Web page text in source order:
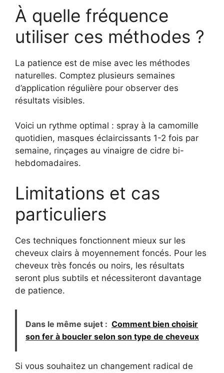
À quelle fréquence
utiliser ces méthodes ?
La patience est de mise avec les méthodes
naturelles. Comptez plusieurs semaines
d’application régulière pour observer des
résultats visibles.
Voici un rythme optimal : spray à la camomille
quotidien, masques éclaircissants 1-2 fois par
semaine, rinçages au vinaigre de cidre bi-
hebdomadaires.
Limitations et cas
particuliers
Ces techniques fonctionnent mieux sur les
cheveux clairs à moyennement foncés. Pour les
cheveux très foncés ou noirs, les résultats
seront plus subtils et nécessiteront davantage
de patience.
Dans le même sujet : Comment bien choisir
son fer à boucler selon son type de cheveux
Si vous souhaitez un changement radical de